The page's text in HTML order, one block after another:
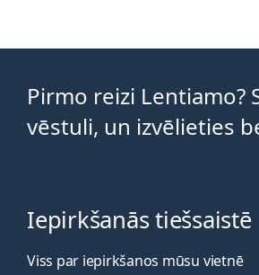
Pirmo reizi
vēstuli, un izvēlieties
Iepirkšanās tiešsaistē
Viss par iepirkšanos mūsu vietnē